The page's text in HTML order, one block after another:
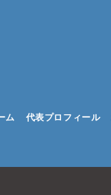
ム 代表プロフィール